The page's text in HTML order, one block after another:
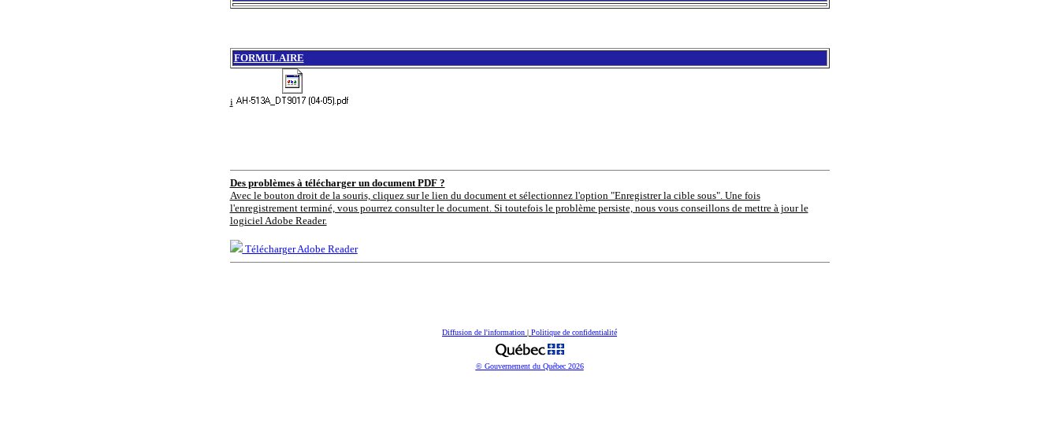
FORMULAIRE
i
Des problèmes à télécharger un document PDF ?
Avec le bouton droit de la souris, cliquez sur le lien du document et sélectionnez l'option "Enregistrer la cible sous". Une fois
l'enregistrement terminé, vous pourrez consulter le document. Si toutefois le problème persiste, nous vous conseillons de mettre à jour le
logiciel Adobe Reader.
Télécharger Adobe Reader
Diffusion de l'information | Politique de confidentialité
© Gouvernement du Québec 2026